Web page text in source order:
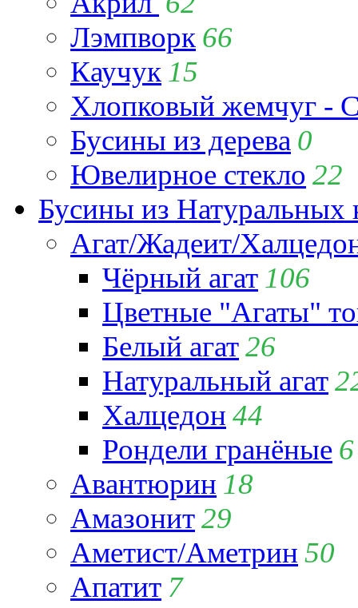
Лэмпворк 66
Каучук 15
Хлопковый жемчуг -
Бусины из дерева 0
Ювелирное стекло 22
Бусины из Натуральных
Агат/Жадеит/
Чёрный агат 106
Цветные "Агаты"
Белый агат26
Натуральный агат
Халцедон 44
Рондели гранёные 6
Авантюрин 18
Амазонит29
Аметист/Аметрин 50
Апатит 7